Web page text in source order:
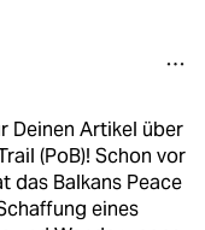
Deinen Artikel über
(PoB)! Schon vor
das Balkans Peace
eines